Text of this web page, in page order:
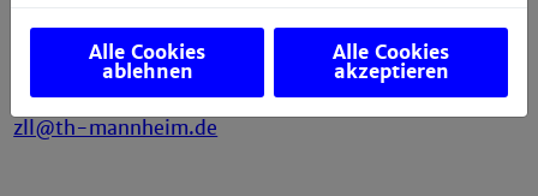
T +49 621 / 292 – 6112
T +49 621 / 292 – 6836
zll@th-mannheim.de
Alle Cookies
ablehnen
Alle Cookies
akzeptieren